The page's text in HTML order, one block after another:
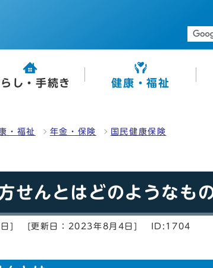
し・手続き 健康・福祉
・福祉 年金・保険 国民健康保険
せんとはどのようなも
] [更新日：2023年8月4日] ID:1704